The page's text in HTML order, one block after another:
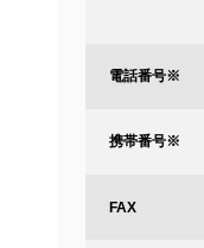
電話番号※
携帯番号※
FAX